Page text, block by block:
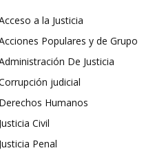
a la Justicia
Populares y de Grupo
De Justicia
judicial
Humanos
Civil
Penal